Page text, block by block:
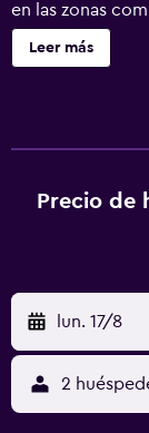
en las zonas
instalaciones
o masajes y un
en viaje de
gratuitos y
alojamiento hay
pueden
que se indican
alojamiento (es
Leer más
Precio de
lun. 17/8
2